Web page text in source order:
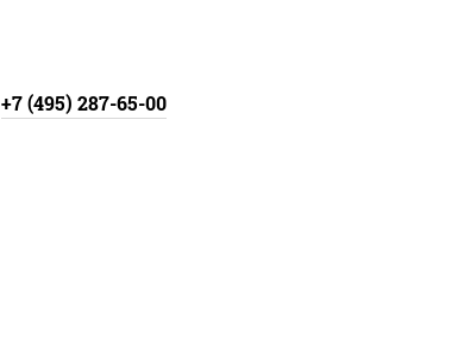
+7 (495) 287-65-00